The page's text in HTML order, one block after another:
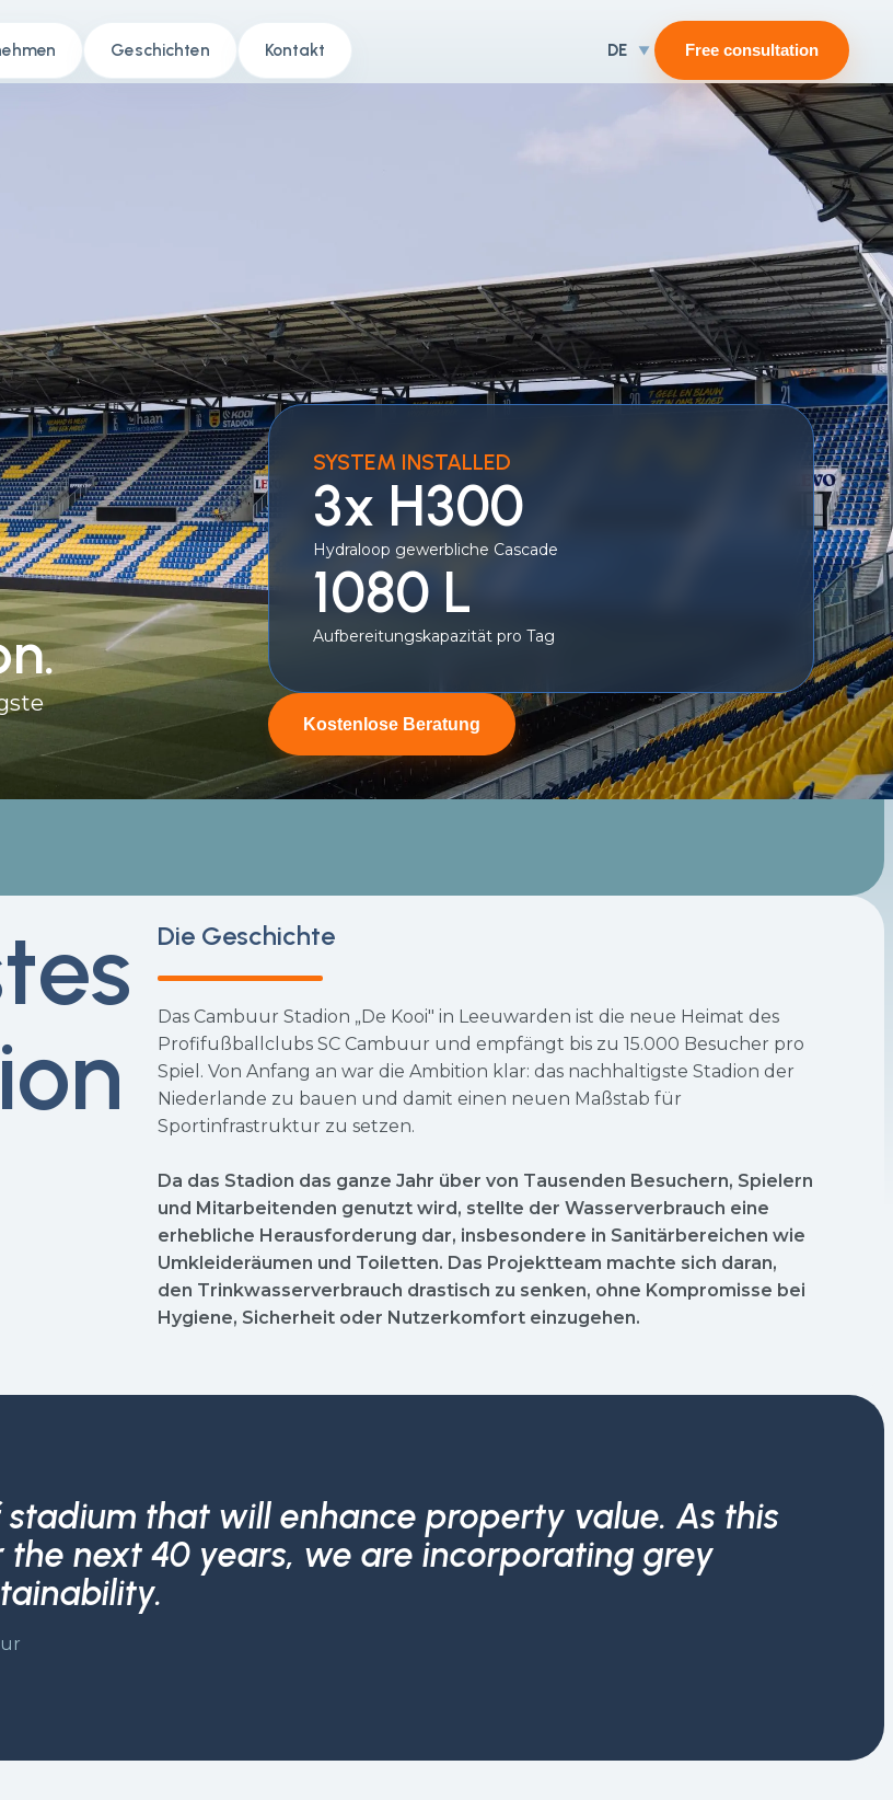
Geschichten Kontakt DE Free consultation
SYSTEM INSTALLED
3x H300
Hydraloop gewerbliche Cascade
1080 L
Aufbereitungskapazität pro Tag
Kostenlose Beratung
Die Geschichte
Das Cambuur Stadion „De Kooi" in Leeuwarden ist die neue Heimat des
Profifußballclubs SC Cambuur und empfängt bis zu 15.000 Besucher pro
Spiel. Von Anfang an war die Ambition klar: das nachhaltigste Stadion der
Niederlande zu bauen und damit einen neuen Maßstab für
Sportinfrastruktur zu setzen.
Da das Stadion das ganze Jahr über von Tausenden Besuchern, Spielern
und Mitarbeitenden genutzt wird, stellte der Wasserverbrauch eine
erhebliche Herausforderung dar, insbesondere in Sanitärbereichen wie
Umkleideräumen und Toiletten. Das Projektteam machte sich daran,
den Trinkwasserverbrauch drastisch zu senken, ohne Kompromisse bei
Hygiene, Sicherheit oder Nutzerkomfort einzugehen.
that will enhance property value. As this
next 40 years, we are incorporating grey